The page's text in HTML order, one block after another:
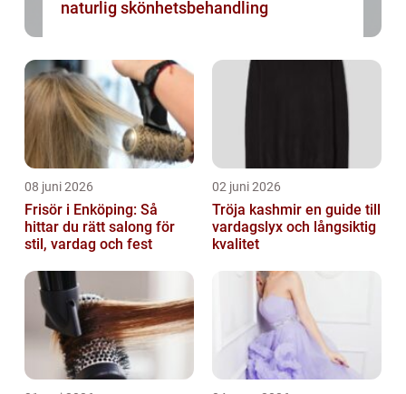
naturlig skönhetsbehandling
08 juni 2026
Frisör i Enköping: Så
hittar du rätt salong för
stil, vardag och fest
02 juni 2026
Tröja kashmir en guide till
vardagslyx och långsiktig
kvalitet